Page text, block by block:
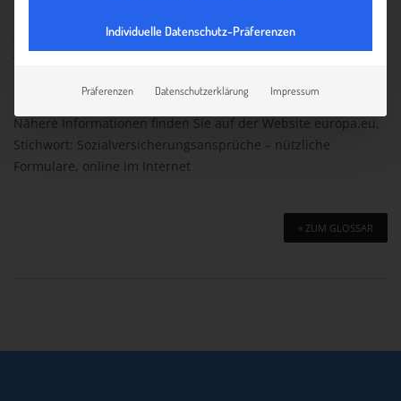
zahlen. Dies ist bspw. der Fall, wenn Sie als entsandte/r
ArbeitnehmerIn oder Erwerbstätige/r gleichzeitig in mehreren
Nähere Informationen finden Sie auf der Website europa.eu,
Stichwort: Sozialversicherungsansprüche – nützliche
Formulare, online im Internet
« ZUM GLOSSAR
Individuelle Datenschutz-Präferenzen
Präferenzen Datenschutzerklärung Impressum